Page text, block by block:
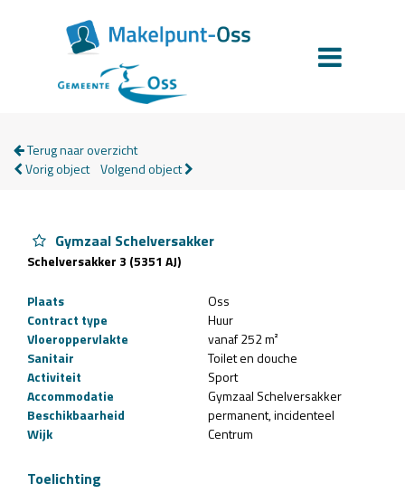
Terug naar overzicht
Vorig object Volgend object
Gymzaal Schelversakker
Schelversakker 3 (5351 AJ)
Plaats
Oss
Contract type
Huur
Vloeroppervlakte
vanaf 252 m²
Sanitair
Toilet en douche
Activiteit
Sport
Accommodatie
Gymzaal Schelversakker
Beschikbaarheid
permanent incidenteel
Wijk
Centrum
Toelichting